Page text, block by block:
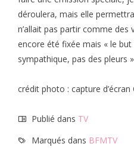
déroulera, mais elle
n’allait pas partir comme des
encore été fixée mais « le
sympathique, pas des pleurs
crédit photo : capture d’écran
Publié dans TV
Marqués dans BFMTV